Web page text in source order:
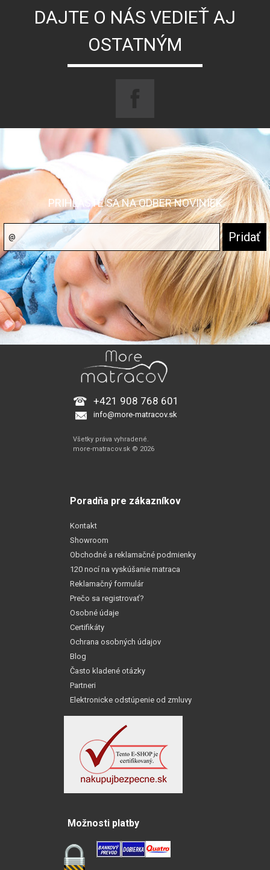
DAJTE O NÁS VEDIEŤ AJ
OSTATNÝM
PRIHLÁSTE SA NA ODBER NOVINIEK
+421 908 768 601
info@more-matracov.sk
Všetky práva vyhradené.
more-matracov.sk © 2026
Poradňa pre zákazníkov
Kontakt
Showroom
Obchodné a reklamačné podmienky
120 nocí na vyskúšanie matraca
Reklamačný formulár
Prečo sa registrovať?
Osobné údaje
Certifikáty
Ochrana osobných údajov
Blog
Často kladené otázky
Partneri
Elektronicke odstúpenie od zmluvy
Možnosti platby